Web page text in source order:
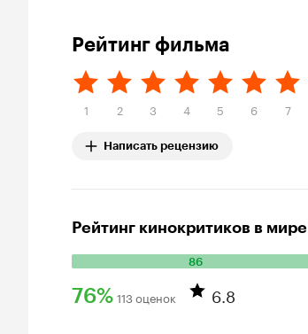
Рейтинг фильма
1 2 3 4 5 6 7
Написать рецензию
Рейтинг кинокритиков в мире
86
Количество
положительных
оценок:
76% 113 оценок 6.8